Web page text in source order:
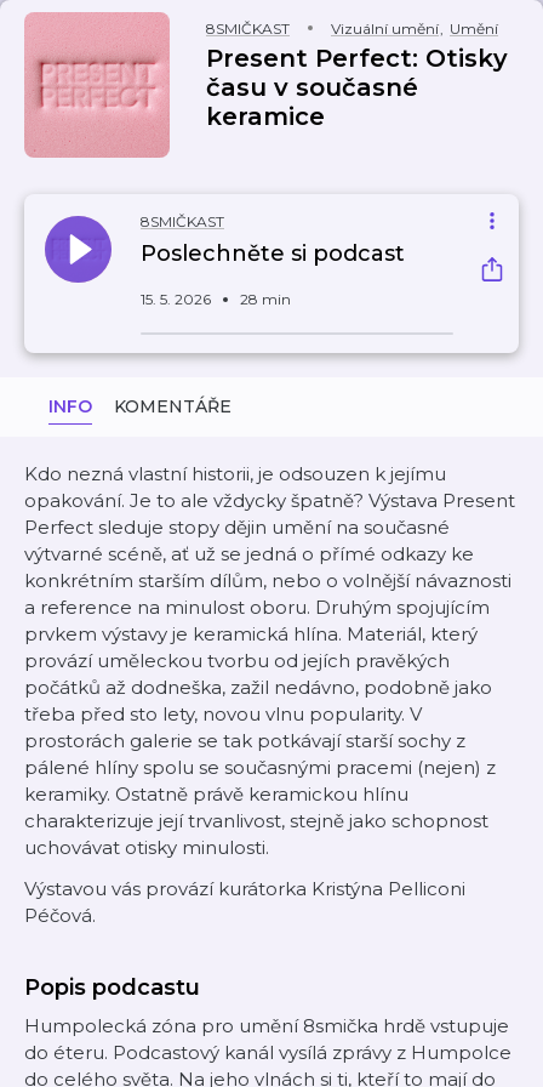
8SMIČKAST Vizuální umění, Umění
Present Perfect: Otisky
času v současné
keramice
8SMIČKAST
Poslechněte si podcast
15. 5. 2026 28 min
INFO KOMENTÁŘE
Kdo nezná vlastní historii, je odsouzen k jejímu
opakování. Je to ale vždycky špatně? Výstava Present
Perfect sleduje stopy dějin umění na současné
výtvarné scéně, ať už se jedná o přímé odkazy ke
konkrétním starším dílům, nebo o volnější návaznosti
a reference na minulost oboru. Druhým spojujícím
prvkem výstavy je keramická hlína. Materiál, který
provází uměleckou tvorbu od jejích pravěkých
počátků až dodneška, zažil nedávno, podobně jako
třeba před sto lety, novou vlnu popularity. V
prostorách galerie se tak potkávají starší sochy z
pálené hlíny spolu se současnými pracemi (nejen) z
keramiky. Ostatně právě keramickou hlínu
charakterizuje její trvanlivost, stejně jako schopnost
uchovávat otisky minulosti.
Výstavou vás provází kurátorka Kristýna Pelliconi
Péčová.
Popis podcastu
Humpolecká zóna pro umění 8smička hrdě vstupuje
do éteru. Podcastový kanál vysílá zprávy z Humpolce
do celého světa. Na jeho vlnách si ti, kteří to mají do